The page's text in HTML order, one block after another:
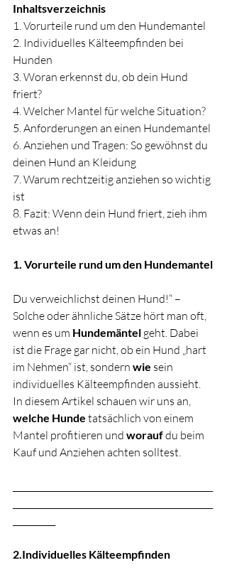
Inhaltsverzeichnis
1. Vorurteile rund um den Hundemantel
2. Individuelles Kälteempfinden bei
Hunden
3. Woran erkennst du, ob dein Hund
friert?
4. Welcher Mantel für welche Situation?
5. Anforderungen an einen Hundemantel
6. Anziehen und Tragen: So gewöhnst du
deinen Hund an Kleidung
7. Warum rechtzeitig anziehen so wichtig
ist
8. Fazit: Wenn dein Hund friert, zieh ihm
etwas an!
1. Vorurteile rund um den Hundemantel
Du verweichlichst deinen Hund!“ –
Solche oder ähnliche Sätze hört man oft,
wenn es um Hundemäntel geht. Dabei
ist die Frage gar nicht, ob ein Hund „hart
im Nehmen“ ist, sondern wie sein
individuelles Kälteempfinden aussieht.
In diesem Artikel schauen wir uns an,
welche Hunde tatsächlich von einem
Mantel profitieren und worauf du beim
Kauf und Anziehen achten solltest.
2.Individuelles Kälteempfinden